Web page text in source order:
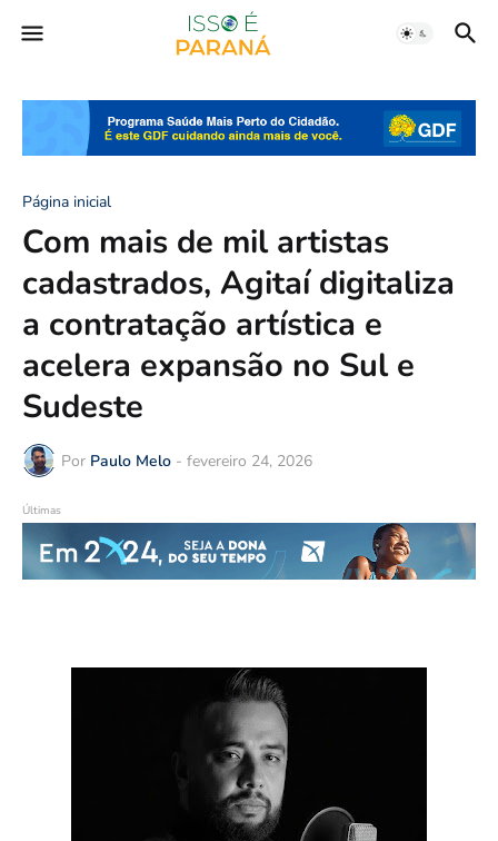
Página inicial
Com mais de mil artistas
cadastrados, Agitaí digitaliza
a contratação artística e
acelera expansão no Sul e
Sudeste
Por Paulo Melo - fevereiro 24, 2026
Últimas